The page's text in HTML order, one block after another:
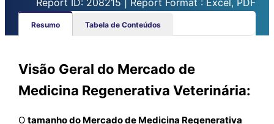
Resumo Tabela de Conteúdos
Visão Geral do Mercado de
Medicina Regenerativa Veterinária:
Otamanho do Mercado de Medicina Regenerativa